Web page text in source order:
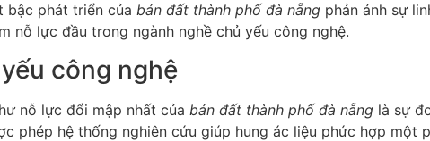
bậc phát triển của bán đất thành phố đà nẵng phản ánh sự
nỗ lực đầu trong ngành nghề chủ yếu công nghệ.
công nghệ
nỗ lực đổi mập nhất của bán đất thành phố đà nẵng là sự
phép hệ thống nghiên cứu giúp hung ác liệu phức hợp một